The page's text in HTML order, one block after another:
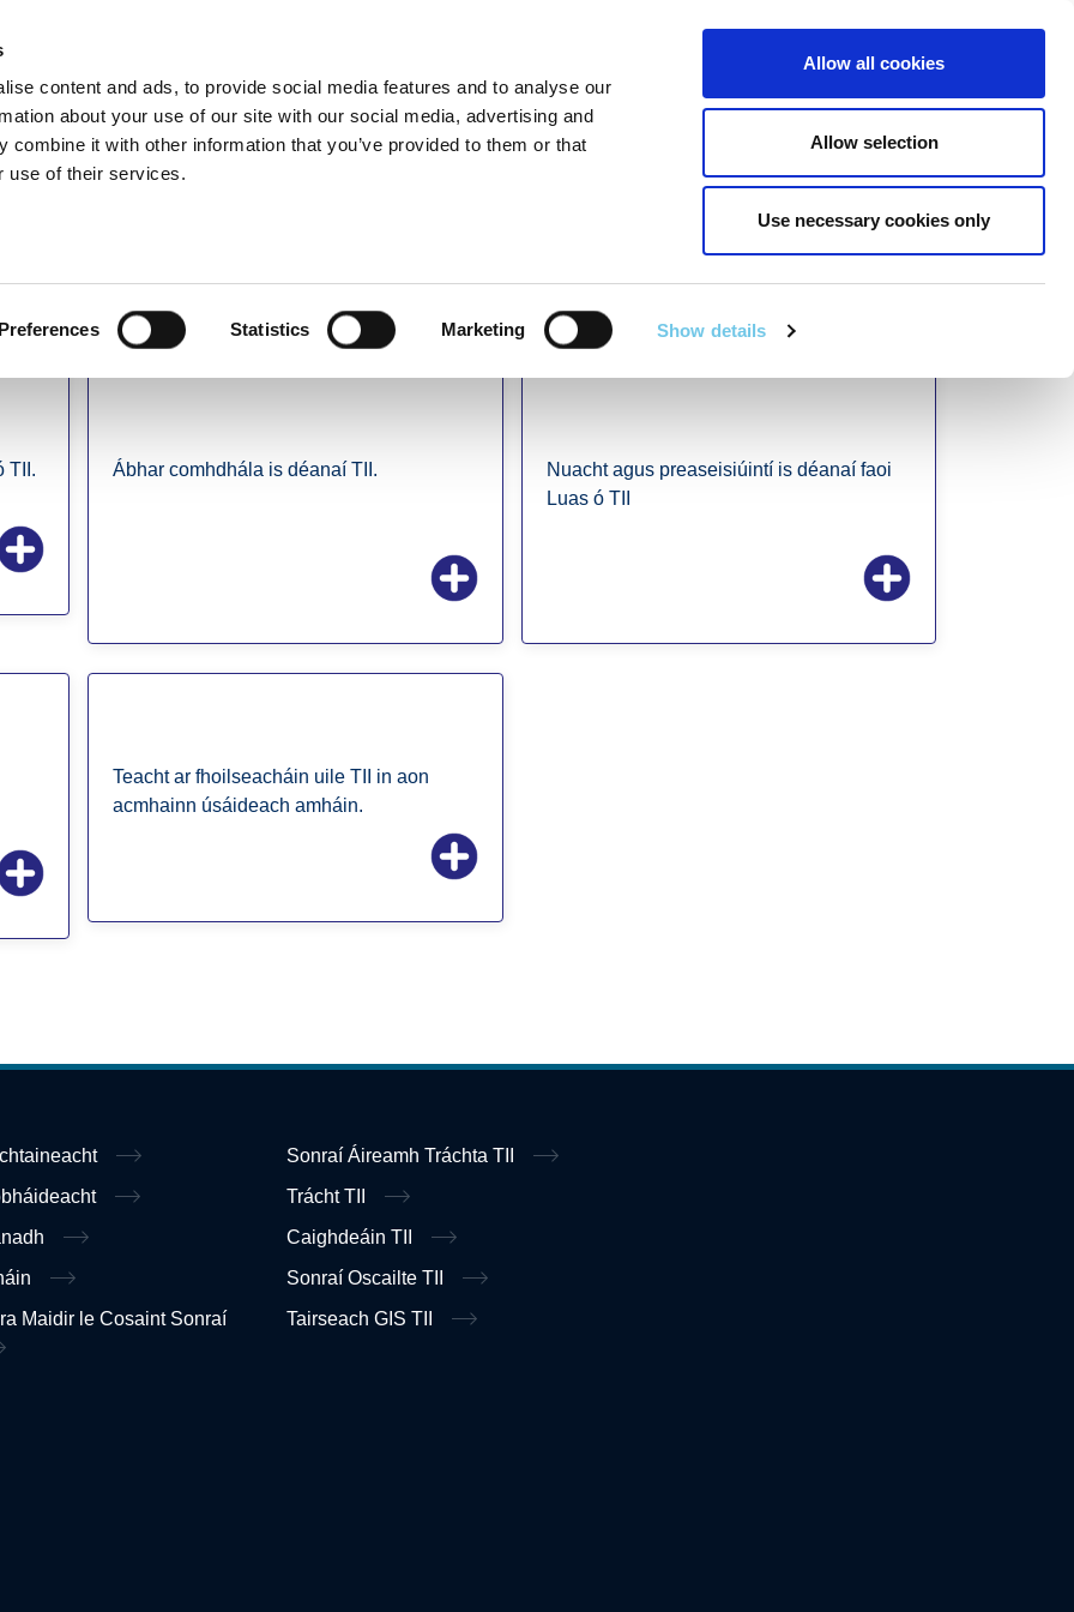
content and ads, to provide social media features and to analyse our
about your use of our site with our social media, advertising and
combine it with other information that you’ve provided to them or that
use of their services.
Preferences Statistics Marketing Show details
Allow all cookies
Allow selection
Use necessary cookies only
Linkedin
Twitter
NUACHT BÓITHRE & DOLA TAISTEAL GNÍOMHACH IOMPAR POIBLÍ SEIRBHÍSÍ EILE
Nuacht
TII. Ábhar comhdhála is déanaí TII.
Nuacht agus preaseisiúintí is déanaí faoi
Luas ó TII
Teacht ar fhoilseacháin uile TII in aon
acmhainn úsáideach amháin.
Maidir le Cosaint Sonraí
Sonraí Áireamh Tráchta TII
Trácht TII
Caighdeáin TII
Sonraí Oscailte TII
Tairseach GIS TII